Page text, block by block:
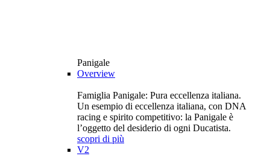
Panigale
Overview
Famiglia Panigale: Pura eccellenza italiana.
Un esempio di eccellenza italiana, con DNA
racing e spirito competitivo: la Panigale è
l’oggetto del desiderio di ogni Ducatista.
scopri di più
V2